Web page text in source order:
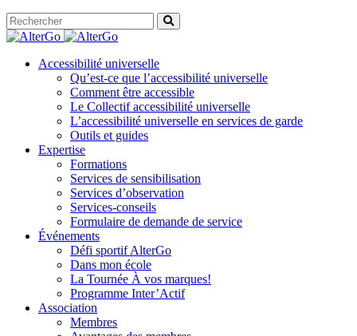
Accessibilité universelle
Qu’est-ce que l’accessibilité universelle
Comment être accessible
Le Collectif accessibilité universelle
L’accessibilité universelle en services de garde
Outils et guides
Expertise
Formations
Services de sensibilisation
Services d’observation
Services-conseils
Formulaire de demande de service
Événements
Défi sportif AlterGo
Dans mon école
La Tournée À vos marques!
Programme Inter’Actif
Association
Membres